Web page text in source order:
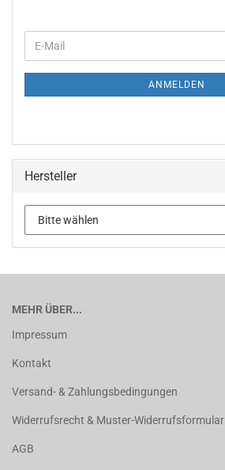
ANMELDEN
Hersteller
MEHR ÜBER...
Impressum
Kontakt
Versand- & Zahlungsbedingungen
Widerrufsrecht & Muster-Widerrufsformular
AGB